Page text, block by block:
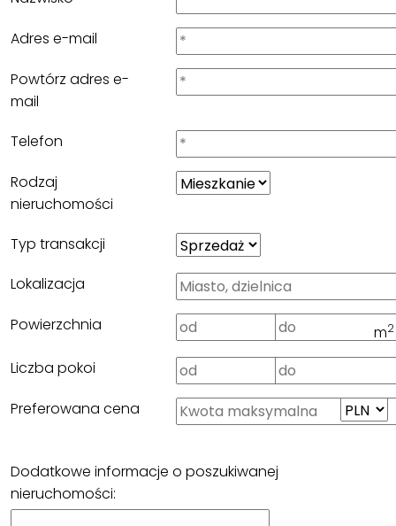
Adres e-mail
Powtórz adres e-
mail
Telefon
Rodzaj
nieruchomości
Typ transakcji
Lokalizacja
Powierzchnia
m2
Liczba pokoi
Preferowana cena
Dodatkowe informacje o poszukiwanej
nieruchomości: